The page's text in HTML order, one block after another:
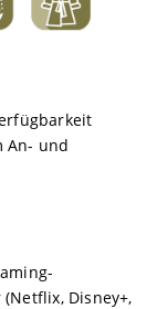
An- und
Disney+,